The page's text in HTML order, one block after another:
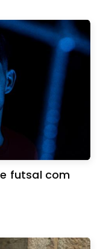
futsal com